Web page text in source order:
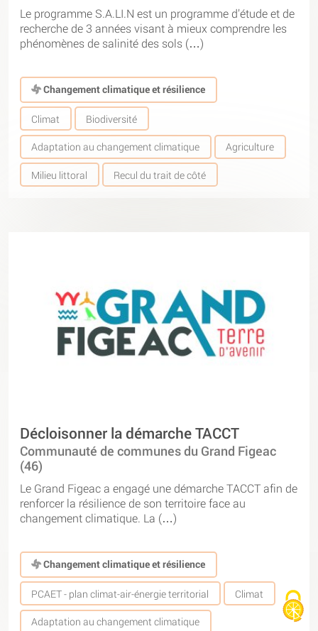
Le programme S.A.LI.N est un programme d’étude et de
recherche de 3 années visant à mieux comprendre les
phénomènes de salinité des sols (…)
Changement climatique et résilience
Climat Biodiversité
Adaptation au changement climatique Agriculture
Milieu littoral Recul du trait de côté
Décloisonner la démarche TACCT
Communauté de communes du Grand Figeac
(46)
Le Grand Figeac a engagé une démarche TACCT afin de
renforcer la résilience de son territoire face au
changement climatique. La (…)
Changement climatique et résilience
PCAET - plan climat-air-énergie territorial Climat
Adaptation au changement climatique